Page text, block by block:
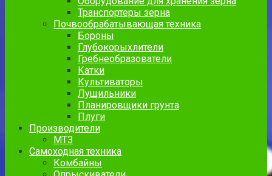
Транспортеры зерна
Почвообрабатывающая техника
Бороны
Глубокорыхлители
Гребнеобразователи
Катки
Культиваторы
Лущильники
Планировщики грунта
Плуги
Производители
МТЗ
Самоходная техника
Комбайны